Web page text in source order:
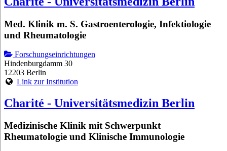
Med. Klinik m. S. Gastroenterologie, Infektiologie
und Rheumatologie
Forschungseinrichtungen
Hindenburgdamm 30
12203 Berlin
Link zur Institution
Charité - Universitätsmedizin Berlin
Medizinische Klinik mit Schwerpunkt
Rheumatologie und Klinische Immunologie